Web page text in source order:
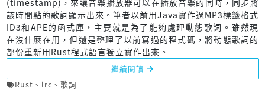
該時間點的歌詞顯示出來。筆者以前用Java實作過MP3標籤格式
ID3和APE的函式庫，主要就是為了能夠處理動態歌詞。雖然現
在沒什麼在用，但還是整理了以前寫過的程式碼，將動態歌詞的
部份重新用Rust程式語言獨立實作出來。
繼續閱讀
Rust 、 lrc 、 歌詞